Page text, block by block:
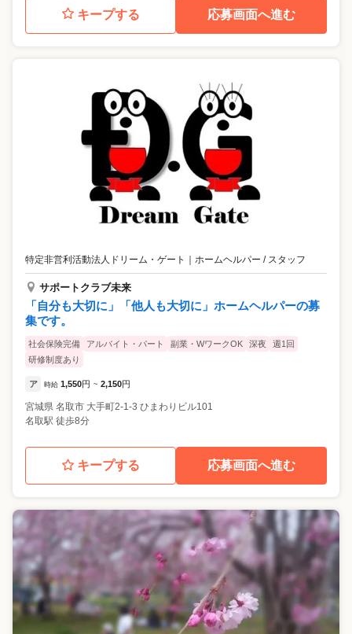
キープする 応募画面へ進む
特定非営利活動法人ドリーム・ゲート ホームヘルパー / スタッフ
サポートクラブ未来
「自分も大切に」「他人も大切に」ホームヘルパーの募
集です。
社会保険完備 アルバイト・パート 副業・WワークOK 深夜
週1回
研修制度あり
ア 時給 1,550円 ~ 2,150円
宮城県 名取市 大手町2-1-3 ひまわりビル101
名取駅 徒歩8分
キープする 応募画面へ進む